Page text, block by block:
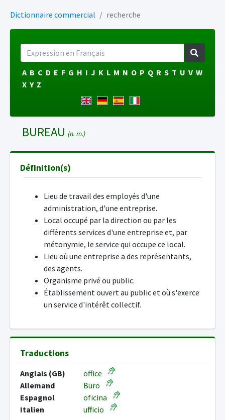
Dictionnaire commercial recherche
A B C D E F G H I J K L M N O P Q R S T U V W
X Y Z
BUREAU (n. m.)
Définition(s)
Lieu de travail des employés d'une
administration, d'une entreprise.
Local occupé par la direction ou par les
différents services d'une entreprise et, par
métonymie, le service qui occupe ce local.
Lieu où une entreprise a des représentants,
des agents.
Organisme privé ou public.
Établissement ouvert au public et où s'exerce
un service d'intérêt collectif.
Traductions
Anglais (GB)
office
Allemand
Büro
Espagnol
oficina
Italien
ufficio